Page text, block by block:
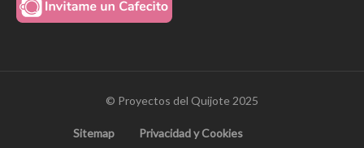
© Proyectos del Quijote 2025
Sitemap
Privacidad y Cookies